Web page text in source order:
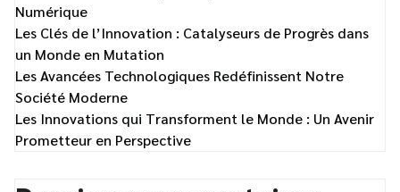
Numérique
Les Clés de l’Innovation : Catalyseurs de Progrès dans
un Monde en Mutation
Les Avancées Technologiques Redéfinissent Notre
Société Moderne
Les Innovations qui Transforment le Monde : Un Avenir
Prometteur en Perspective